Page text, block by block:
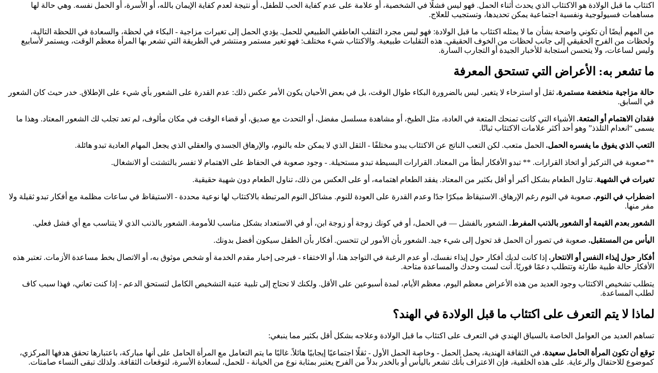
اكتئاب ما قبل الولادة هو الاكتئاب الذي يحدث أثناء الحمل. فهو ليس فشلًا في الشخصية، أو علامة على عدم كفاية الحب للطفل، أو نتيجة لعدم كفاية الإيمان بالله، أو الأسرة، أو الحمل نفسه. وهي حالة لها
مساهمات فسيولوجية ونفسية اجتماعية يمكن تحديدها، وتستجيب للعلاج.
من المهم أيضًا أن تكوني واضحة بشأن ما لا يمثله اكتئاب ما قبل الولادة: فهو ليس مجرد التقلب العاطفي الطبيعي للحمل. يؤدي الحمل إلى تغيرات مزاجية - البكاء في لحظة، والسعادة في اللحظة التالية،
ولحظات من الفرح الحقيقي إلى جانب لحظات من الخوف الحقيقي. هذه التقلبات طبيعية. والاكتئاب شيء مختلف: فهو تغير مستمر ومنتشر في الطريقة التي تشعر بها المرأة معظم الوقت، ويستمر لأسابيع
وليس لساعات، ولا يتحسن استجابة للأخبار الجيدة أو التجارب السارة.
ما تشعر به: الأعراض التي تستحق المعرفة
حالة مزاجية منخفضة مستمرة. ثقل أو استرخاء لا يتغير. ليس بالضرورة البكاء طوال الوقت، بل في بعض الأحيان يكون الأمر عكس ذلك: عدم القدرة على الشعور بأي شيء على الإطلاق. خدر حيث كان الشعور
في السابق.
فقدان الاهتمام أو المتعة. الأشياء التي كانت تمنحك المتعة في العادة، مثل الطبخ، أو مشاهدة مسلسل مفضل، أو التحدث مع صديق، أو قضاء الوقت في مكان مألوف، لم تعد تجلب لك الشعور المعتاد. وهذا ما
يسمى “انعدام التلذذ” وهو أحد أكثر علامات الاكتئاب ثباتًا.
التعب الذي يفوق ما يفسره الحمل. الحمل متعب. لكن التعب الناتج عن الاكتئاب يبدو مختلفًا - الثقل الذي لا يمكن حله بالنوم، والإرهاق الجسدي والعقلي الذي يجعل المهام العادية تبدو هائلة.
**صعوبة في التركيز أو اتخاذ القرارات. ** تبدو الأفكار أبطأ من المعتاد. القرارات البسيطة تبدو مستحيلة. - وجود صعوبة في الحفاظ على الاهتمام لا تفسر بالتشتت أو الانشغال.
تغيرات في الشهية. تناول الطعام بشكل أكبر أو أقل بكثير من المعتاد. يفقد الطعام اهتمامه، أو على العكس من ذلك، تناول الطعام دون شهية حقيقية.
اضطراب في النوم. صعوبة في النوم رغم الإرهاق. الاستيقاظ مبكرًا جدًا وعدم القدرة على العودة للنوم. مشاكل النوم المرتبطة بالاكتئاب لها نوعية محددة - الاستيقاظ في ساعات مظلمة مع أفكار تبدو ثقيلة ولا
مفر منها.
الشعور بعدم القيمة أو الشعور بالذنب المفرط. الشعور بالفشل — في الحمل، أو في كونك زوجة أو زوجة ابن، أو في الاستعداد بشكل مناسب للأمومة. الشعور بالذنب الذي لا يتناسب مع أي فشل فعلي.
اليأس من المستقبل. صعوبة في تصور أن الحمل قد تحول إلى شيء جيد. الشعور بأن الأمور لن تتحسن. أفكار بأن الطفل سيكون أفضل بدونك.
أفكار حول إيذاء النفس أو الانتحار. إذا كانت لديك أفكار حول إيذاء نفسك، أو عدم الرغبة في التواجد هنا، أو الاختفاء - فيرجى إخبار مقدم الخدمة أو شخص موثوق به، أو الاتصال بخط مساعدة الأزمات. تعتبر هذه
الأفكار حالة طبية طارئة وتتطلب دعمًا فوريًا. أنت لست وحدك والمساعدة متاحة.
يتطلب تشخيص الاكتئاب وجود العديد من هذه الأعراض معظم اليوم، معظم الأيام، لمدة أسبوعين على الأقل. ولكنك لا تحتاج إلى تلبية عتبة التشخيص الكامل لتستحق الدعم - إذا كنت تعاني، فهذا سبب كاف
لطلب المساعدة.
لماذا لا يتم التعرف على اكتئاب ما قبل الولادة في الهند؟
تساهم العديد من العوامل الخاصة بالسياق الهندي في التعرف على اكتئاب ما قبل الولادة وعلاجه بشكل أقل بكثير مما ينبغي:
توقع أن تكون المرأة الحامل سعيدة. في الثقافة الهندية، يحمل الحمل - وخاصة الحمل الأول - ثقلًا اجتماعيًا إيجابيًا هائلاً. غالبًا ما يتم التعامل مع المرأة الحامل على أنها مباركة، باعتبارها تحقق هدفها المركزي،
كموضوع للاحتفال والرعاية. على هذه الخلفية، فإن الاعتراف بأنك تشعر باليأس أو بالخدر بدلاً من الفرح يعتبر بمثابة نوع من الخيانة - للحمل، لسعادة الأسرة، لتوقعات الثقافة. ولذلك تبقى النساء صامتات.